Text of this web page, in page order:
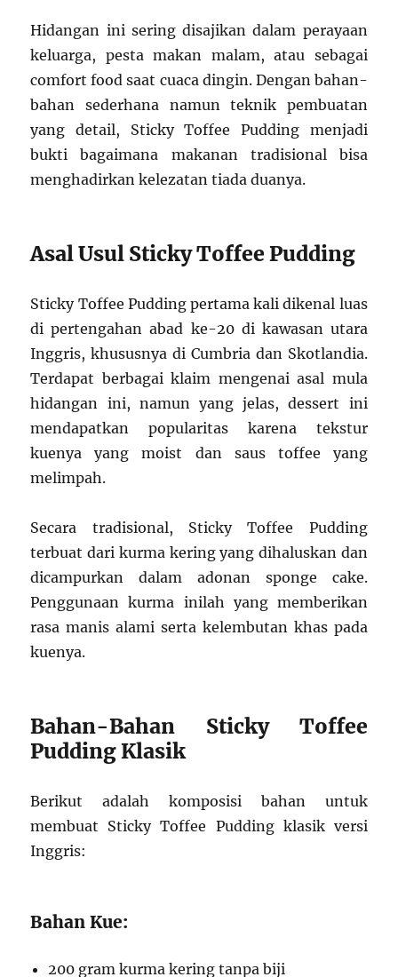
Hidangan ini sering disajikan dalam perayaan
keluarga, pesta makan malam, atau sebagai
comfort food saat cuaca dingin. Dengan bahan-
bahan sederhana namun teknik pembuatan
yang detail, Sticky Toffee Pudding menjadi
bukti bagaimana makanan tradisional bisa
menghadirkan kelezatan tiada duanya.
Asal Usul Sticky Toffee Pudding
Sticky Toffee Pudding pertama kali dikenal luas
di pertengahan abad ke-20 di kawasan utara
Inggris, khususnya di Cumbria dan Skotlandia.
Terdapat berbagai klaim mengenai asal mula
hidangan ini, namun yang jelas, dessert ini
mendapatkan popularitas karena tekstur
kuenya yang moist dan saus toffee yang
melimpah.
Secara tradisional, Sticky Toffee Pudding
terbuat dari kurma kering yang dihaluskan dan
dicampurkan dalam adonan sponge cake.
Penggunaan kurma inilah yang memberikan
rasa manis alami serta kelembutan khas pada
kuenya.
Bahan-Bahan Sticky Toffee
Pudding Klasik
Berikut adalah komposisi bahan untuk
membuat Sticky Toffee Pudding klasik versi
Inggris:
Bahan Kue:
200 gram kurma kering tanpa biji